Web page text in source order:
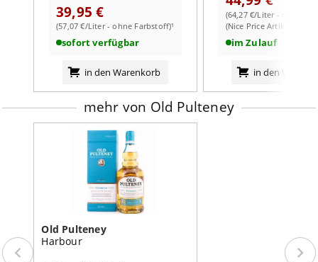
Geschmack:ausgewogen, nussig, süße Rosinen, Karamell,
würziges Eichenholz, honigglasierte Erdnüsse
Abgang:Eichenholz-würzig, ein wenig torfig, trocken und
weiterlesen auf der Markenseite von Old Pulteney
39,95 €
(57,07 €/Liter - ohne Farbstoff)¹
sofort verfügbar
in den Warenkorb
(64,27 €/Liter - ohne
(Nice Price Artikel)
im Zulauf
in den
mehr von Old Pulteney
Old Pulteney
Harbour